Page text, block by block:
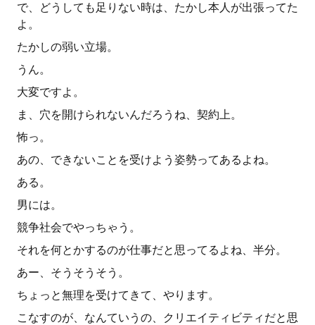
で、どうしても足りない時は、たかし本人が出張ってた
よ。
たかしの弱い立場。
うん。
大変ですよ。
ま、穴を開けられないんだろうね、契約上。
怖っ。
あの、できないことを受けよう姿勢ってあるよね。
ある。
男には。
競争社会でやっちゃう。
それを何とかするのが仕事だと思ってるよね、半分。
あー、そうそうそう。
ちょっと無理を受けてきて、やります。
こなすのが、なんていうの、クリエイティビティだと思